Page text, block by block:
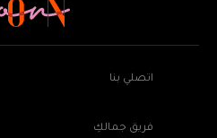
اتصلي بنا
فريق جمالكِ